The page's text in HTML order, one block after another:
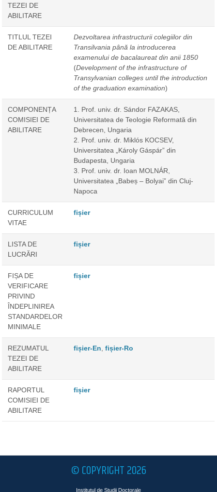
TEZEI DE
ABILITARE
TITLUL TEZEI
DE ABILITARE
Dezvoltarea infrastructurii colegiilor din
Transilvania până la introducerea
examenului de bacalaureat din anii 1850
(Development of the infrastructure of
Transylvanian colleges until the introduction
of the graduation examination)
COMPONENȚA
COMISIEI DE
ABILITARE
1. Prof. univ. dr. Sándor FAZAKAS,
Universitatea de Teologie Reformată din
Debrecen, Ungaria
2. Prof. univ. dr. Miklós KOCSEV,
Universitatea „Károly Gáspár” din
Budapesta, Ungaria
3. Prof. univ. dr. Ioan MOLNÁR,
Universitatea „Babeș – Bolyai” din Cluj-
Napoca
CURRICULUM
VITAE
fișier
LISTA DE
LUCRĂRI
fișier
FIȘA DE
VERIFICARE
PRIVIND
ÎNDEPLINIREA
STANDARDELOR
MINIMALE
fișier
REZUMATUL
TEZEI DE
ABILITARE
fișier-En fișier-Ro
RAPORTUL
COMISIEI DE
ABILITARE
fișier
© COPYRIGHT 2026
Institutul de Studii Doctorale